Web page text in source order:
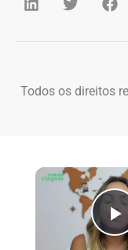
Todos os direitos